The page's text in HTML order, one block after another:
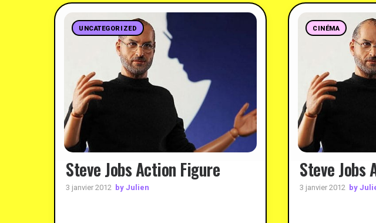
UNCATEGORIZED
Steve Jobs Action Figure
3 janvier 2012 by Julien
CINÉMA
Steve Jobs
3 janvier 2012 by